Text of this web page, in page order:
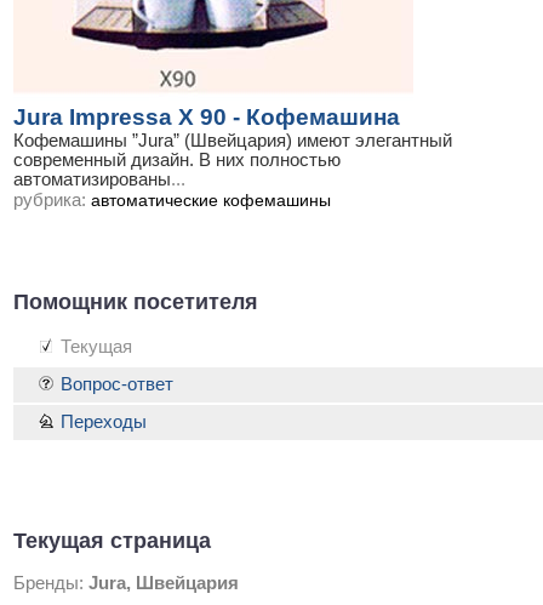
Jura Impressa X 90 - Кофемашина
Кофемашины ”Jura” (Швейцария) имеют элегантный
современный дизайн. В них полностью
автоматизированы...
рубрика: автоматические кофемашины
Помощник посетителя
Текущая
Текущая страница
Бренды: Jura, Швейцария
Вопрос-ответ
Переходы